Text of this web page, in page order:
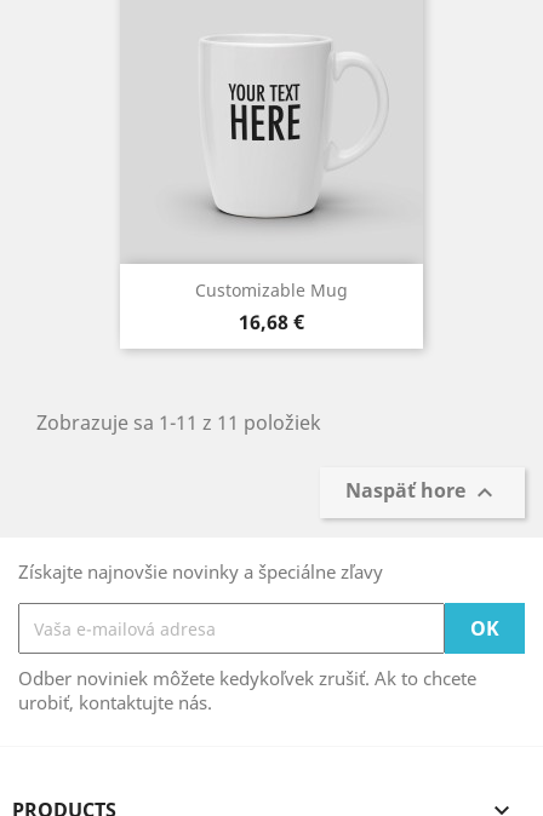
Customizable Mug
Cena
16,68 €
Zobrazuje sa 1-11 z 11 položiek
Naspäť hore 
Získajte najnovšie novinky a špeciálne zľavy
Odber noviniek môžete kedykoľvek zrušiť. Ak to chcete
urobiť, kontaktujte nás.
PRODUCTS